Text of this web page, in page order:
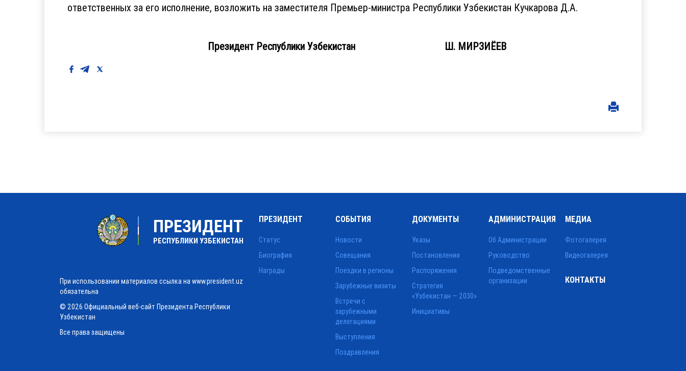
ответственных за его исполнение, возложить на заместителя Премьер-министра Республики Узбекистан Кучкарова Д.А.
Президент Республики Узбекистан Ш. МИРЗИЁЕВ
ПРЕЗИДЕНТ
РЕСПУБЛИКИ УЗБЕКИСТАН
При использовании материалов ссылка на www.president.uz
обязательна
© 2026 Официальный веб-сайт Президента Республики
Узбекистан
Все права защищены
ПРЕЗИДЕНТ
Статус
Биография
Награды
СОБЫТИЯ
Новости
Совещания
Поездки в регионы
Зарубежные визиты
Встречи с
зарубежными
делегациями
Выступления
Поздравления
ДОКУМЕНТЫ
Указы
Постановления
Распоряжения
Стратегия
«Узбекистан — 2030»
Инициативы
АДМИНИСТРАЦИЯ
Об Администрации
Руководство
Подведомственные
организации
МЕДИА
Фотогалерея
Видеогалерея
КОНТАКТЫ